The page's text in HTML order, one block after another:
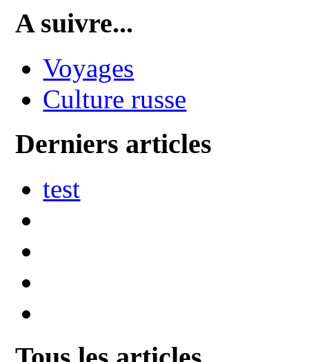
A suivre...
Voyages
Culture russe
Derniers articles
test